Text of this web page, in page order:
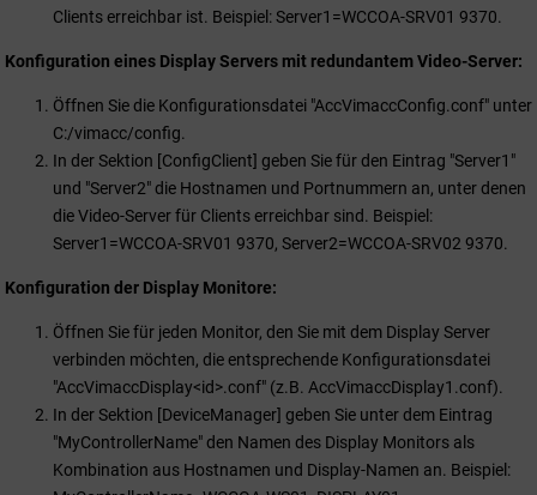
Clients erreichbar ist. Beispiel: Server1=WCCOA-SRV01 9370.
Konfiguration eines Display Servers mit redundantem Video-Server:
Öffnen Sie die Konfigurationsdatei "AccVimaccConfig.conf" unter
C:/vimacc/config.
In der Sektion [ConfigClient] geben Sie für den Eintrag "Server1"
und "Server2" die Hostnamen und Portnummern an, unter denen
die Video-Server für Clients erreichbar sind. Beispiel:
Server1=WCCOA-SRV01 9370, Server2=WCCOA-SRV02 9370.
Konfiguration der Display Monitore:
Öffnen Sie für jeden Monitor, den Sie mit dem Display Server
verbinden möchten, die entsprechende Konfigurationsdatei
"AccVimaccDisplay<id>.conf" (z.B. AccVimaccDisplay1.conf).
In der Sektion [DeviceManager] geben Sie unter dem Eintrag
"MyControllerName" den Namen des Display Monitors als
Kombination aus Hostnamen und Display-Namen an. Beispiel: